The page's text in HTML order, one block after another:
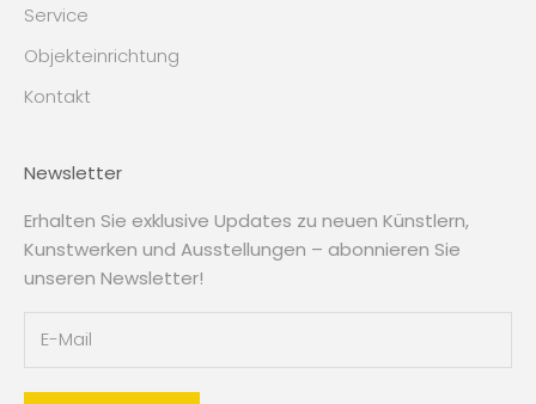
Service
Objekteinrichtung
Kontakt
Newsletter
Erhalten Sie exklusive Updates zu neuen Künstlern,
Kunstwerken und Ausstellungen – abonnieren Sie
unseren Newsletter!